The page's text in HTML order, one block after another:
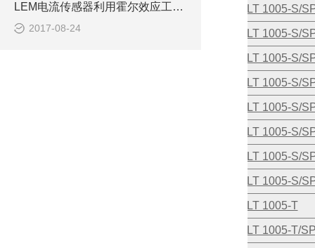
LEM电流传感器利用霍尔效应工作产生故障原因情况
2017-08-24
LT 1005-S/
LT 1005-S/
LT 1005-S/
LT 1005-S/
LT 1005-S/
LT 1005-S/
LT 1005-S/
LT 1005-S/
LT 1005-T
LT 1005-T/